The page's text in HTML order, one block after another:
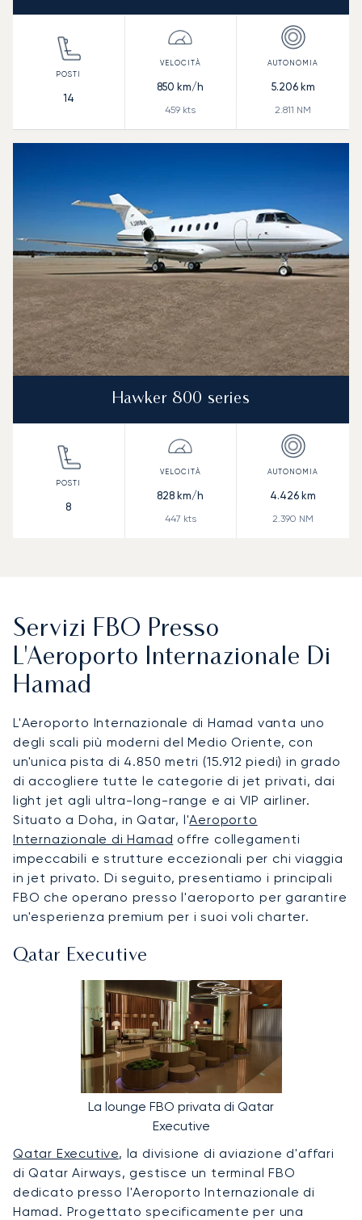
14
850 km/h
459 kts
5.206km
2.811 NM
Hawker 800 series
8
828 km/h
447 kts
4.426 km
2.390 NM
Servizi FBO Presso
L'Aeroporto Internazionale Di
Hamad
L'Aeroporto Internazionale di Hamad vanta uno
degli scali più moderni del Medio Oriente, con
un'unica pista di 4.850 metri (15.912 piedi) in grado
di accogliere tutte le categorie di jet privati, dai
light jet agli ultra-long-range e ai VIP airliner.
Situato a Doha, in Qatar, l'Aeroporto
Internazionale di Hamad offre collegamenti
impeccabili e strutture eccezionali per chi viaggia
in jet privato. Di seguito, presentiamo i principali
FBO che operano presso l'aeroporto per garantire
un'esperienza premium per i suoi voli charter.
Qatar Executive
La lounge FBO privata di Qatar
Executive
Qatar Executive, la divisione di aviazione d'affari
di Qatar Airways, gestisce un terminal FBO
dedicato presso l'Aeroporto Internazionale di
Hamad. Progettato specificamente per una